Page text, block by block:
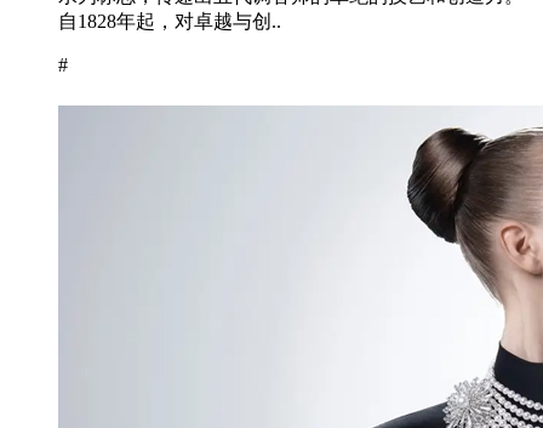
自1828年起，对卓越与创..
#